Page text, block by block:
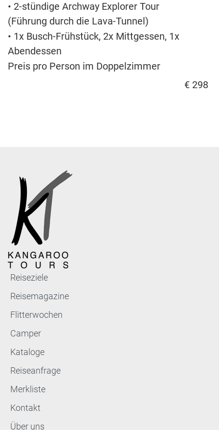
• 2-stündige Archway Explorer Tour
(Führung durch die Lava-Tunnel)
• 1x Busch-Frühstück, 2x Mittgessen, 1x
Abendessen
Preis pro Person im Doppelzimmer
€ 298
Reiseziele
Reisemagazine
Flitterwochen
Camper
Kataloge
Reiseanfrage
Merkliste
Kontakt
Über uns